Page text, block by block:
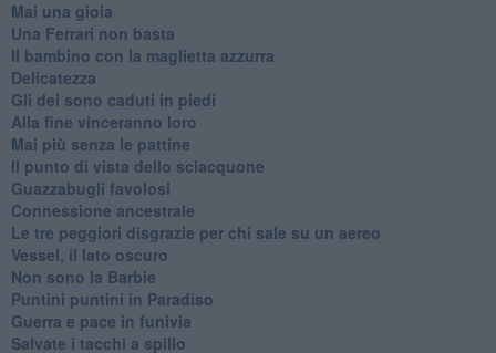
Mai una gioia
Una Ferrari non basta
Il bambino con la maglietta azzurra
Delicatezza
Gli dei sono caduti in piedi
Alla fine vinceranno loro
Mai più senza le pattine
Il punto di vista dello sciacquone
Guazzabugli favolosi
Connessione ancestrale
Le tre peggiori disgrazie per chi sale su un aereo
Vessel, il lato oscuro
Non sono la Barbie
Puntini puntini in Paradiso
Guerra e pace in funivia
Salvate i tacchi a spillo